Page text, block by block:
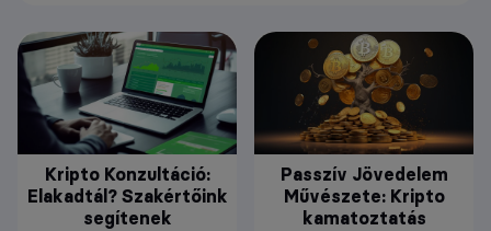
Kripto Konzultáció:
Elakadtál? Szakértőink
segítenek
Passzív Jövedelem
Művészete: Kripto
kamatoztatás